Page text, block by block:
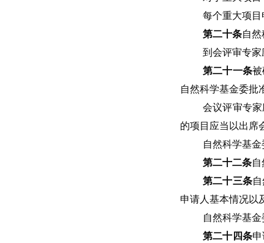
每个重大项目
第二十条自
到会评审专
第二十一条被
自然科学基金委批
会议评审专
的项目应当以出席
自然科学基
第二十二条
第二十三条自
申请人基本情况以
自然科学基
第二十四条申